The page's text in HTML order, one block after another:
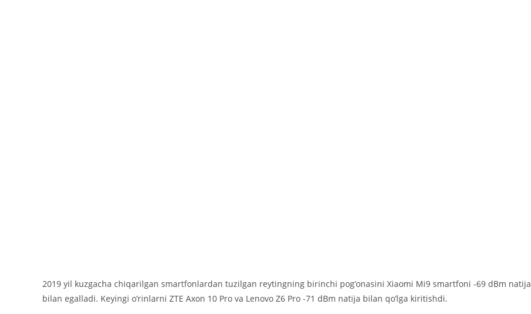
2019 yil kuzgacha chiqarilgan smartfonlardan tuzilgan reytingning birinchi pogʼonasini Xiaomi Mi9 smartfoni -69 dBm natija
bilan egalladi. Keyingi oʼrinlarni ZTE Axon 10 Pro va Lenovo Z6 Pro -71 dBm natija bilan qoʼlga kiritishdi.